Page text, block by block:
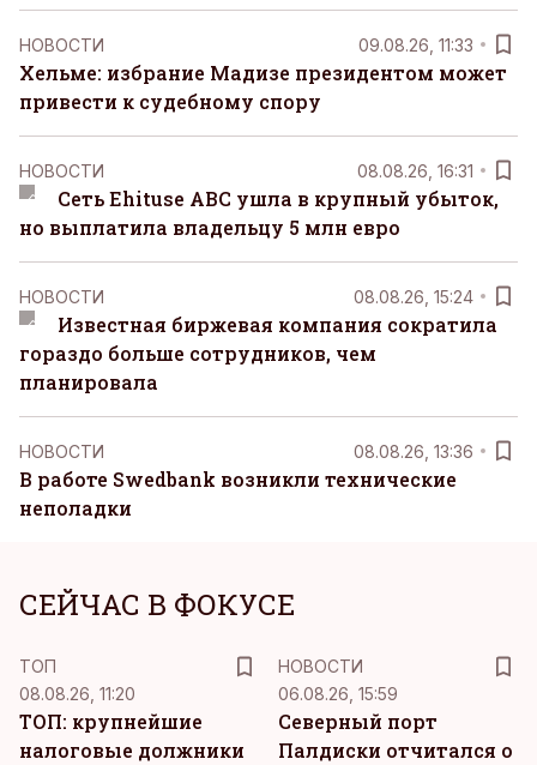
НОВОСТИ 09.08.26, 11:33
Хельме: избрание Мадизе президентом может
привести к судебному спору
НОВОСТИ 08.08.26, 16:31
Сеть Ehituse ABC ушла в крупный убыток,
но выплатила владельцу 5 млн евро
НОВОСТИ 08.08.26, 15:24
Известная биржевая компания сократила
гораздо больше сотрудников, чем
планировала
НОВОСТИ 08.08.26, 13:36
В работе Swedbank возникли технические
неполадки
СЕЙЧАС В ФОКУСЕ
ТОП
08.08.26, 11:20
ТОП: крупнейшие
налоговые должники
НОВОСТИ
06.08.26, 15:59
Северный порт
Палдиски отчитался о